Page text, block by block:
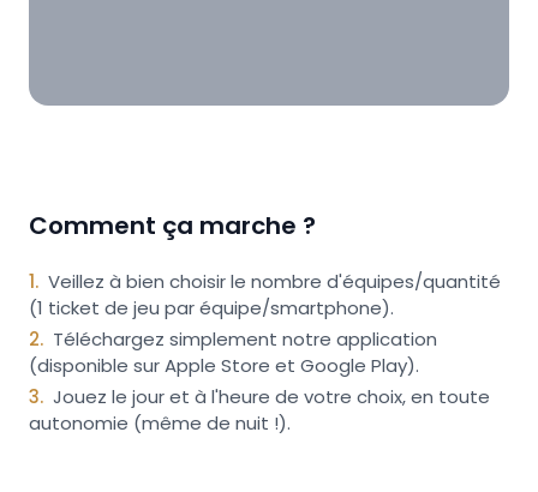
Comment ça marche ?
1. Veillez à bien choisir le nombre d'équipes/quantité
(1 ticket de jeu par équipe/smartphone).
2. Téléchargez simplement notre application
(disponible sur Apple Store et Google Play).
3. Jouez le jour et à l'heure de votre choix, en toute
autonomie (même de nuit !).